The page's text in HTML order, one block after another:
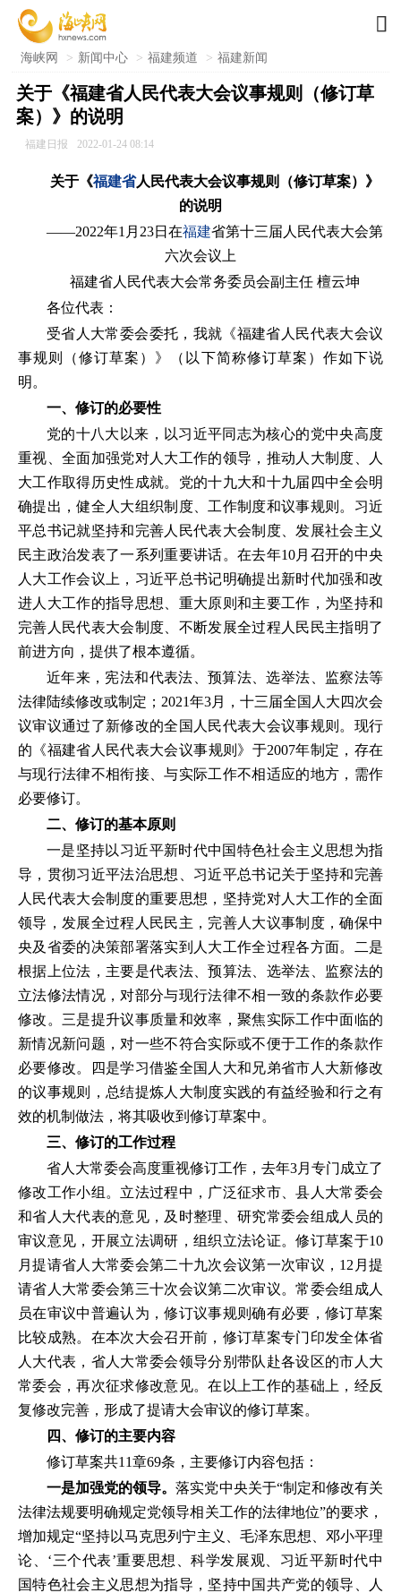

海峡网 > 新闻中心 > 福建频道 > 福建新闻
关于《福建省人民代表大会议事规则（修订草
案）》的说明
福建日报 2022-01-24 08:14
关于《福建省人民代表大会议事规则（修订草案）》
的说明
——2022年1月23日在福建省第十三届人民代表大会第
六次会议上
福建省人民代表大会常务委员会副主任 檀云坤
各位代表：
受省人大常委会委托，我就《福建省人民代表大会议
事规则（修订草案）》（以下简称修订草案）作如下说
明。
一、修订的必要性
党的十八大以来，以习近平同志为核心的党中央高度
重视、全面加强党对人大工作的领导，推动人大制度、人
大工作取得历史性成就。党的十九大和十九届四中全会明
确提出，健全人大组织制度、工作制度和议事规则。习近
平总书记就坚持和完善人民代表大会制度、发展社会主义
民主政治发表了一系列重要讲话。在去年10月召开的中央
人大工作会议上，习近平总书记明确提出新时代加强和改
进人大工作的指导思想、重大原则和主要工作，为坚持和
完善人民代表大会制度、不断发展全过程人民民主指明了
前进方向，提供了根本遵循。
近年来，宪法和代表法、预算法、选举法、监察法等
法律陆续修改或制定；2021年3月，十三届全国人大四次会
议审议通过了新修改的全国人民代表大会议事规则。现行
的《福建省人民代表大会议事规则》于2007年制定，存在
与现行法律不相衔接、与实际工作不相适应的地方，需作
必要修订。
二、修订的基本原则
一是坚持以习近平新时代中国特色社会主义思想为指
导，贯彻习近平法治思想、习近平总书记关于坚持和完善
人民代表大会制度的重要思想，坚持党对人大工作的全面
领导，发展全过程人民民主，完善人大议事制度，确保中
央及省委的决策部署落实到人大工作全过程各方面。二是
根据上位法，主要是代表法、预算法、选举法、监察法的
立法修法情况，对部分与现行法律不相一致的条款作必要
修改。三是提升议事质量和效率，聚焦实际工作中面临的
新情况新问题，对一些不符合实际或不便于工作的条款作
必要修改。四是学习借鉴全国人大和兄弟省市人大新修改
的议事规则，总结提炼人大制度实践的有益经验和行之有
效的机制做法，将其吸收到修订草案中。
三、修订的工作过程
省人大常委会高度重视修订工作，去年3月专门成立了
修改工作小组。立法过程中，广泛征求市、县人大常委会
和省人大代表的意见，及时整理、研究常委会组成人员的
审议意见，开展立法调研，组织立法论证。修订草案于10
月提请省人大常委会第二十九次会议第一次审议，12月提
请省人大常委会第三十次会议第二次审议。常委会组成人
员在审议中普遍认为，修订议事规则确有必要，修订草案
比较成熟。在本次大会召开前，修订草案专门印发全体省
人大代表，省人大常委会领导分别带队赴各设区的市人大
常委会，再次征求修改意见。在以上工作的基础上，经反
复修改完善，形成了提请大会审议的修订草案。
四、修订的主要内容
修订草案共11章69条，主要修订内容包括：
一是加强党的领导。落实党中央关于“制定和修改有关
法律法规要明确规定党领导相关工作的法律地位”的要求，
增加规定“坚持以马克思列宁主义、毛泽东思想、邓小平理
论、‘三个代表’重要思想、科学发展观、习近平新时代中
国特色社会主义思想为指导，坚持中国共产党的领导、人